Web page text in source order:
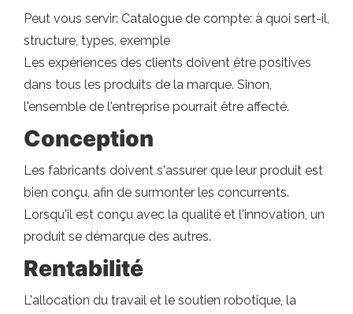
Peut vous servir: Catalogue de compte: à quoi sert-il,
structure, types, exemple
Les expériences des clients doivent être positives
dans tous les produits de la marque. Sinon,
l'ensemble de l'entreprise pourrait être affecté.
Conception
Les fabricants doivent s'assurer que leur produit est
bien conçu, afin de surmonter les concurrents.
Lorsqu'il est conçu avec la qualité et l'innovation, un
produit se démarque des autres.
Rentabilité
L'allocation du travail et le soutien robotique, la